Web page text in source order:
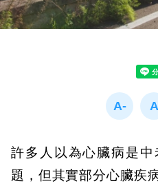
許多人以為心臟病是
題，但其實部分心臟疾